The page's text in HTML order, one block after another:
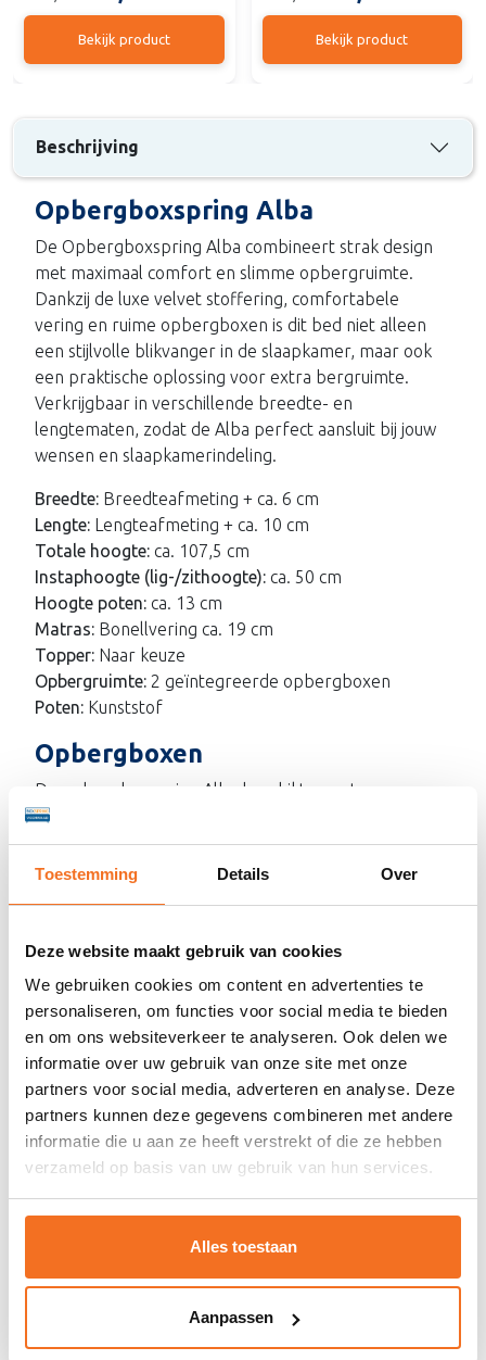
Toestemming Details Over
Deze website maakt gebruik van cookies
We gebruiken cookies om content en advertenties te
personaliseren, om functies voor social media te bieden
en om ons websiteverkeer te analyseren. Ook delen we
informatie over uw gebruik van onze site met onze
partners voor social media, adverteren en analyse. Deze
partners kunnen deze gegevens combineren met andere
informatie die u aan ze heeft verstrekt of die ze hebben
verzameld op basis van uw gebruik van hun services.
Alles toestaan
Aanpassen
Bekijk product Bekijk product
Beschrijving
Opbergboxspring Alba
De Opbergboxspring Alba combineert strak design
met maximaal comfort en slimme opbergruimte.
Dankzij de luxe velvet stoffering, comfortabele
vering en ruime opbergboxen is dit bed niet alleen
een stijlvolle blikvanger in de slaapkamer, maar ook
een praktische oplossing voor extra bergruimte.
Verkrijgbaar in verschillende breedte- en
lengtematen, zodat de Alba perfect aansluit bij jouw
wensen en slaapkamerindeling.
Breedte: Breedteafmeting + ca. 6 cm
Lengte: Lengteafmeting + ca. 10 cm
Totale hoogte: ca. 107,5 cm
Instaphoogte (lig-/zithoogte): ca. 50 cm
Hoogte poten: ca. 13 cm
Matras: Bonellvering ca. 19 cm
Topper: Naar keuze
Opbergruimte: 2 geïntegreerde opbergboxen
Poten: Kunststof
Opbergboxen
De opbergboxspring Alba beschikt over twee
geïntegreerde opbergboxen van wit gelamineerd
plaatmateriaal. Ideaal voor het opbergen van
beddengoed en andere spullen, zonder extra
bij een zwaarder (top)matras.
Hoofdbord
Het hoofdbord van de Alba is een echte eyecatcher.
Het is luxueus gestoffeerd en uitgevoerd met een
stijlvol blokpatroon, wat zorgt voor een moderne en
rustige uitstraling. De zachte vulling maakt het
hoofdbord comfortabel om tegenaan te zitten,
terwijl het strakke design perfect past in zowel
heeft een dikte van circa 19 cm met een medium
hardheid. De Bonellveren zorgen voor een stabiele
ondersteuning en een goede ventilatie, wat bijdraagt